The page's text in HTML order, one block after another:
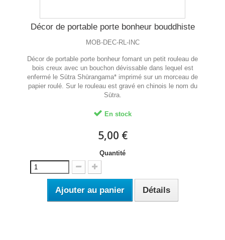
Décor de portable porte bonheur bouddhiste
MOB-DEC-RL-INC
Décor de portable porte bonheur fomant un petit rouleau de
bois creux avec un bouchon dévissable dans lequel est
enfermé le Sūtra Shūrangama* imprimé sur un morceau de
papier roulé. Sur le rouleau est gravé en chinois le nom du
Sūtra.
En stock
5,00 €
Quantité
Ajouter au panier Détails